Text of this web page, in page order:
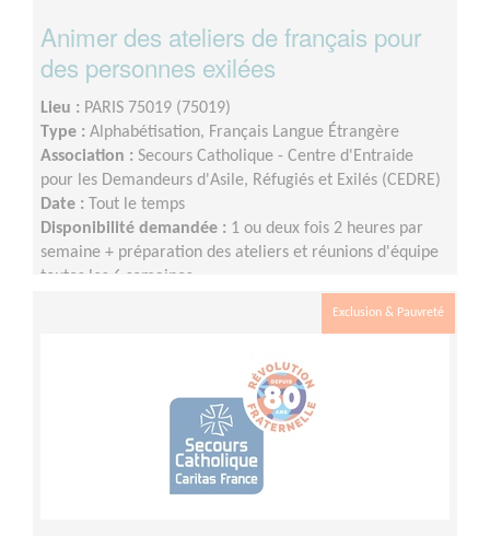
Animer des ateliers de français pour
des personnes exilées
Lieu : PARIS 75019 (75019)
Type : Alphabétisation, Français Langue Étrangère
Association : Secours Catholique - Centre d'Entraide
pour les Demandeurs d'Asile, Réfugiés et Exilés (CEDRE)
Date :
Tout le temps
Disponibilité demandée : 1 ou deux fois 2 heures par
semaine + préparation des ateliers et réunions d'équipe
toutes les 6 semaines
Exclusion & Pauvreté